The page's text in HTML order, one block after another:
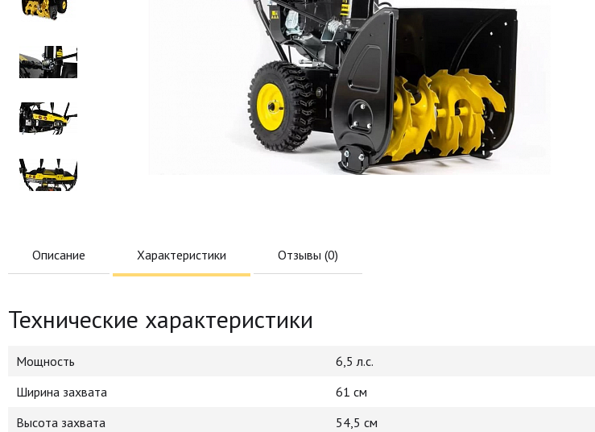
Описание Характеристики Отзывы (0)
Технические характеристики
Мощность
6,5 л.с.
Ширина захвата
61 см
Высота захвата
54,5 см